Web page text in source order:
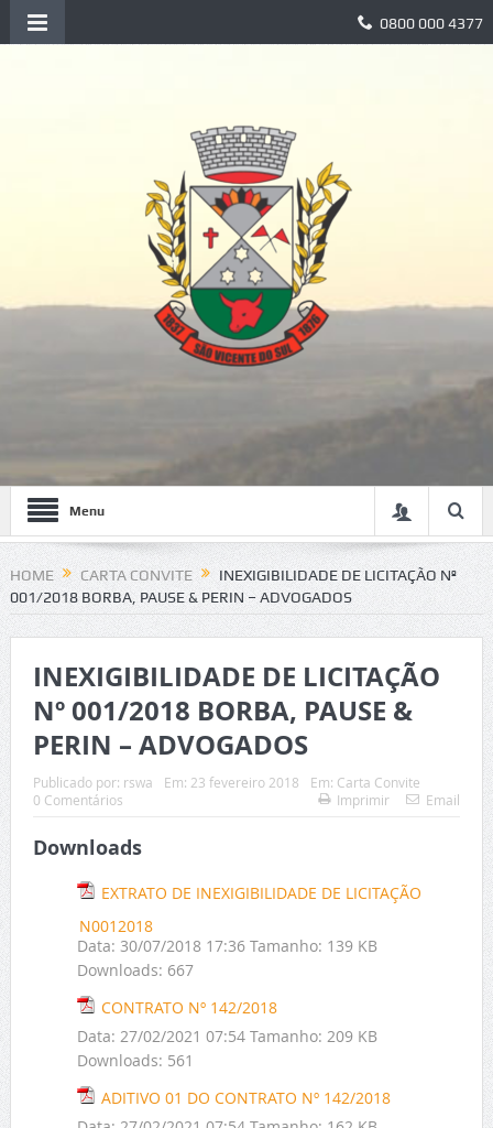
0800 000 4377
Menu
HOME CARTA CONVITE
INEXIGIBILIDADE DE LICITAÇÃO Nº
001/2018 BORBA, PAUSE & PERIN – ADVOGADOS
INEXIGIBILIDADE DE LICITAÇÃO
Nº 001/2018 BORBA, PAUSE &
PERIN – ADVOGADOS
Publicado por: rswa Em: 23 fevereiro 2018 Em: Carta Convite
0 Comentários
Imprimir Email
Downloads
EXTRATO DE INEXIGIBILIDADE DE LICITAÇÃO
N0012018
Data: 30/07/2018 17:36 Tamanho: 139 KB
Downloads: 667
CONTRATO Nº 142/2018
Data: 27/02/2021 07:54 Tamanho: 209 KB
Downloads: 561
ADITIVO 01 DO CONTRATO Nº 142/2018